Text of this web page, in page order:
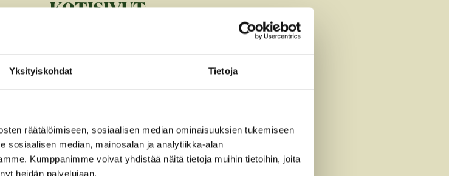
Yksityiskohdat Tietoja
räätälöimiseen, sosiaalisen median ominaisuuksien tukemiseen
sosiaalisen median, mainosalan ja analytiikka-alan
Kumppanimme voivat yhdistää näitä tietoja muihin tietoihin, joita
heidän palvelujaan.
KOTISIVUT